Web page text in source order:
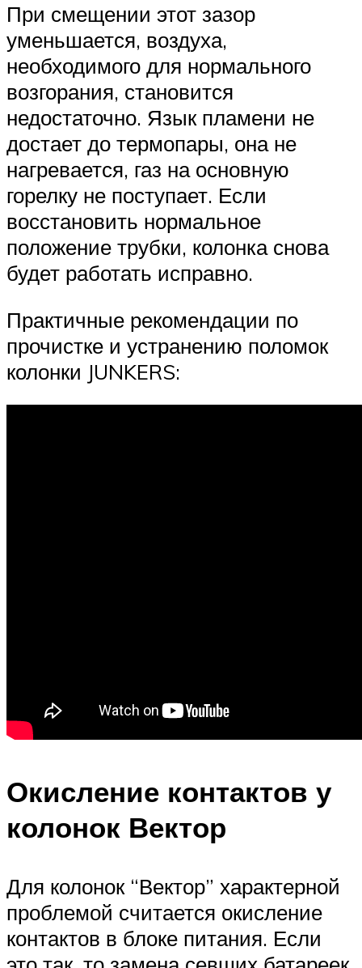
При смещении этот зазор
уменьшается, воздуха,
необходимого для нормального
возгорания, становится
недостаточно. Язык пламени не
достает до термопары, она не
нагревается, газ на основную
горелку не поступает. Если
восстановить нормальное
положение трубки, колонка снова
будет работать исправно.
Практичные рекомендации по
прочистке и устранению поломок
колонки JUNKERS:
Окисление контактов у
колонок Вектор
Для колонок “Вектор” характерной
проблемой считается окисление
контактов в блоке питания. Если